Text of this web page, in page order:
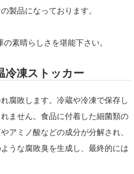
製品になっております。
素晴らしさを堪能下さい。
冷凍ストッカー
腐敗します。冷蔵や冷凍で保存し
ません。食品に付着した細菌類の
アミノ酸などの成分が分解され、
うな腐敗臭を生成し、最終的には